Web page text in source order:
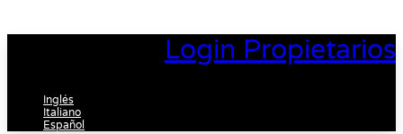
Login Propietarios
Inglés
Italiano
Español